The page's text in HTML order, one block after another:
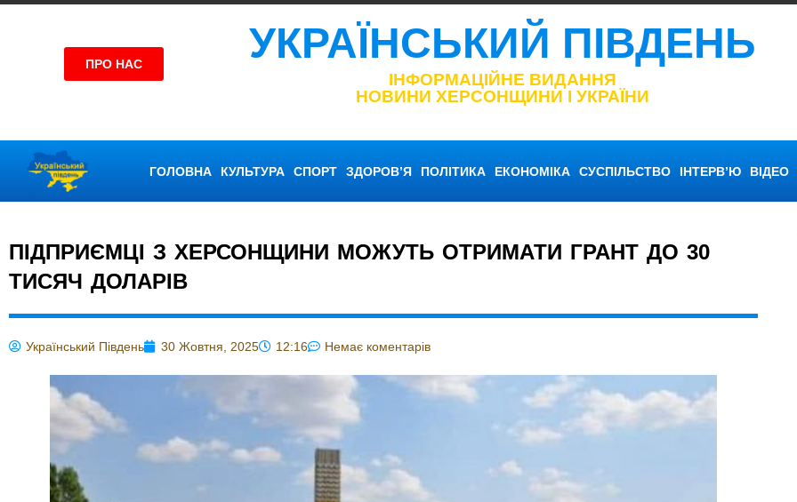
ПРО НАС УКРАЇНСЬКИЙ ПІВДЕНЬ
ІНФОРМАЦІЙНЕ ВИДАННЯ
НОВИНИ ХЕРСОНЩИНИ І УКРАЇНИ
ГОЛОВНА КУЛЬТУРА СПОРТ ЗДОРОВ’Я ПОЛІТИКА ЕКОНОМІКА СУСПІЛЬСТВО ІНТЕРВ’Ю ВІДЕО
ПІДПРИЄМЦІ З ХЕРСОНЩИНИ МОЖУТЬ ОТРИМАТИ ГРАНТ ДО 30
ТИСЯЧ ДОЛАРІВ
Український Південь 30 Жовтня, 2025 12:16 Немає коментарів